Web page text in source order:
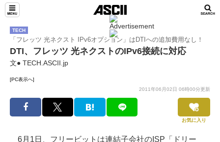
TECH
「フレッツ 光ネクスト IPv6オプション」はDTIへの追加費用なし！
DTI、フレッツ 光ネクストのIPv6接続に対応
文● TECH.ASCII.jp
[PC表示へ]
2011年06月02日 06時00分更新
お気に入り
6月1日、フリービットは連結子会社のISP「ドリー